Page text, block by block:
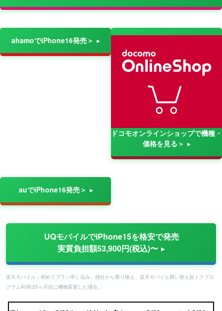
ahamoでiPhone16発売＞
ドコモオンラインショップで機種・
価格を見る＞
auでiPhone16発売＞
UQモバイルでiPhone15を格安で発売
実質負担額53,900円(税込)〜
楽天モバイル：初めてプラン申し込み、他社から乗り換え、楽天モバイル買い替え超トクプロ
グラム利用/25ヶ月目に機種変更した場合。